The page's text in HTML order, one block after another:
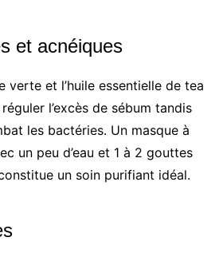
et acnéiques
verte et l’huile essentielle de tea
l’excès de sébum tandis
les bactéries. Un masque à
un peu d’eau et 1 à 2 gouttes
un soin purifiant idéal.